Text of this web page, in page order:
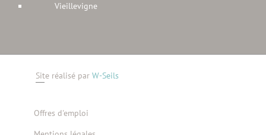
Vieillevigne
Site réalisé par W-Seils
Offres d'emploi